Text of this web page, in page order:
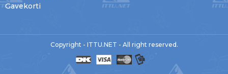
Gavekorti
Copyright - ITTU.NET - All right reserved.